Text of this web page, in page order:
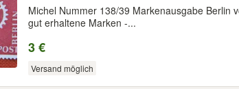
Michel Nummer 138/39 Markenausgabe Berlin
gut erhaltene Marken -...
3 €
Versand möglich